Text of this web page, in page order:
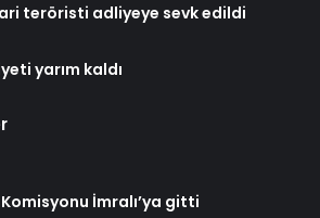
teröristi adliyeye sevk edildi
yarım kaldı
İmralı’ya gitti